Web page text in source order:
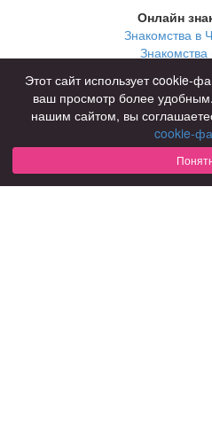
Онлайн
Знакомства в
Для
для брака и
для
для
для
Этот сайт использует cookie-
ваш просмотр более
нашим сайтом, вы
cookie-